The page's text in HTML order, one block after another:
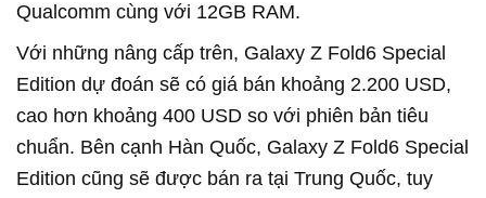
Qualcomm cùng với 12GB RAM.
Với những nâng cấp trên, Galaxy Z Fold6 Special
Edition dự đoán sẽ có giá bán khoảng 2.200 USD,
cao hơn khoảng 400 USD so với phiên bản tiêu
chuẩn. Bên cạnh Hàn Quốc, Galaxy Z Fold6 Special
Edition cũng sẽ được bán ra tại Trung Quốc, tuy